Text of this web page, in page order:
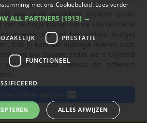
aan onze bezoekers blijvend gratis
om de hoge kosten om de site online te
moeten we wel het nodige budget
Ook jij kunt uw bijdrage leveren door
met uw donatie zodat we u blijvend
van het laatste nieuws en artikelen
Steun deze website
met ons Cookiebeleid. Lees verder
ALL PARTNERS (1913) →
PRESTATIE
FUNCTIONEEL
ALLES AFWIJZEN